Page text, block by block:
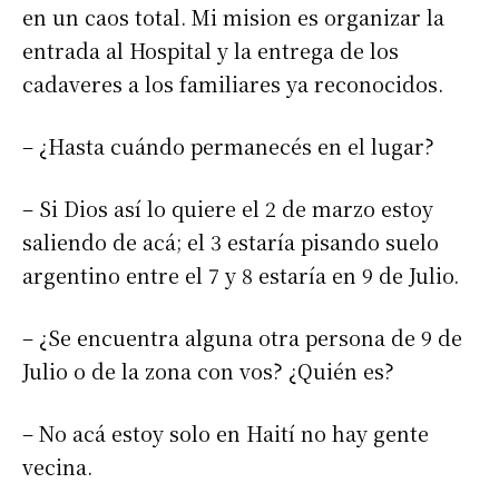
Suscribirme gratis
en un caos total. Mi mision es organizar la
entrada al Hospital y la entrega de los
cadaveres a los familiares ya reconocidos.
– ¿Hasta cuándo permanecés en el lugar?
– Si Dios así lo quiere el 2 de marzo estoy
saliendo de acá; el 3 estaría pisando suelo
argentino entre el 7 y 8 estaría en 9 de Julio.
– ¿Se encuentra alguna otra persona de 9 de
Julio o de la zona con vos? ¿Quién es?
– No acá estoy solo en Haití no hay gente
vecina.